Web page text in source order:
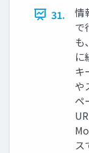
31.
情
で
も
に
キ
や
ペ
ス